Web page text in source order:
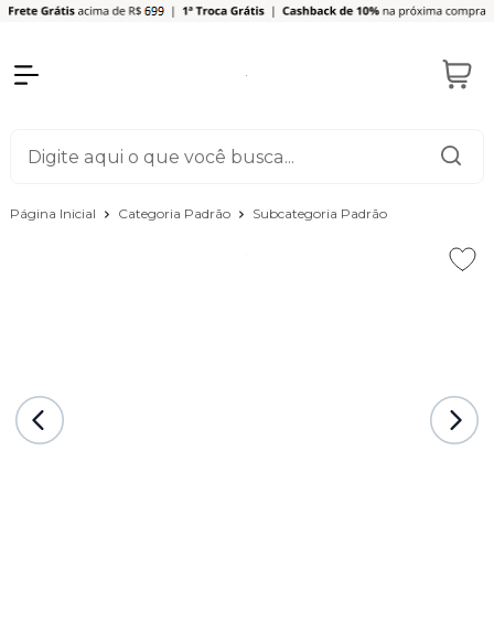
Página Inicial Categoria Padrão Subcategoria Padrão